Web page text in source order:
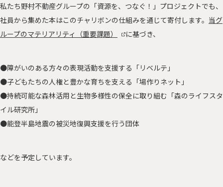
私たち野村不動産グループの「資源を、つなぐ！」プロジェクトでも、
社員から集めた本はこのチャリボンの仕組みを通じて寄付します。 当グ
ループのマテリアリティ（重要課題）
に基づき、
●障がいのある方々の表現活動を支援する「リベルテ」
●子どもたちの人権と豊かな育ちを支える「場作りネット」
●持続可能な森林活用と生物多様性の保全に取り組む「森のライフスタ
イル研究所」
●能登半島地震の被災地復興支援を行う団体
などを予定しています。